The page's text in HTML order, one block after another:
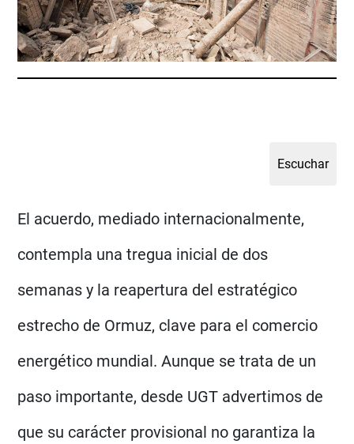
El acuerdo, mediado internacionalmente,
contempla una tregua inicial de dos
semanas y la reapertura del estratégico
estrecho de Ormuz, clave para el comercio
energético mundial. Aunque se trata de un
paso importante, desde UGT advertimos de
que su carácter provisional no garantiza la